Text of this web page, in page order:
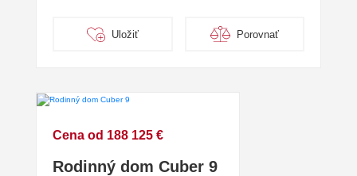
Uložiť Porovnať
Cena od 188 125 €
Rodinný dom Cuber 9